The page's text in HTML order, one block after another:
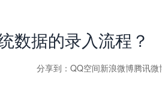
数据的录入流程？
分享到： QQ空间新浪微博腾讯微